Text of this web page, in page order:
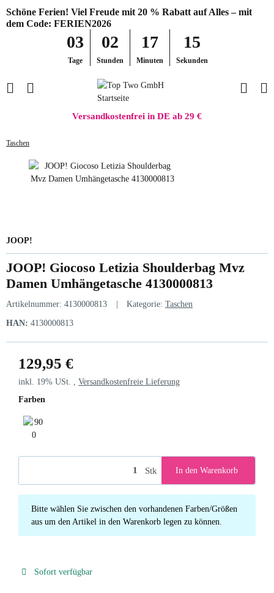
Schöne Ferien! Viel Freude mit 20 % Rabatt auf Alles – mit
dem Code: FERIEN2026
03
Tage
02
Stunden
17
Minuten
15
Sekunden
Versandkostenfrei in DE ab 29 €
Taschen
JOOP!
JOOP! Giocoso Letizia Shoulderbag Mvz
Damen Umhängetasche 4130000813
Artikelnummer: 4130000813 Kategorie: Taschen
HAN: 4130000813
129,95 €
inkl. 19% USt. , Versandkostenfreie Lieferung
Farben
Stk In den Warenkorb
x
Bitte wählen Sie zwischen den vorhandenen Farben/Größen
aus um den Artikel in den Warenkorb legen zu können.
Sofort verfügbar